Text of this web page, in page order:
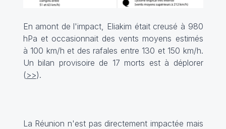
En amont de l'impact, Eliakim était creusé à 980
hPa et occasionnait des vents moyens estimés
à 100 km/h et des rafales entre 130 et 150 km/h.
Un bilan provisoire de 17 morts est à déplorer
(>>).
La Réunion n'est pas directement impactée mais